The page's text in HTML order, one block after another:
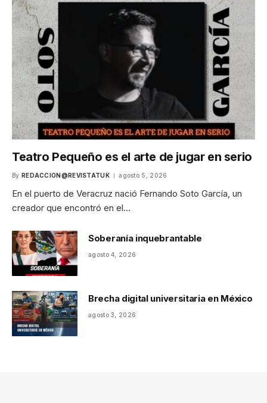
Teatro Pequeño es el arte de jugar en serio
By REDACCION@REVISTATUK agosto 5, 2026
En el puerto de Veracruz nació Fernando Soto García, un
creador que encontró en el…
Soberanía inquebrantable
agosto 4, 2026
Brecha digital universitaria en México
agosto 3, 2026